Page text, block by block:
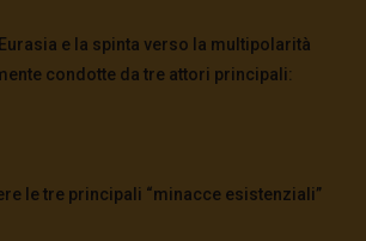
e la spinta verso la multipolarità
condotte da tre attori principali:
le tre principali “minacce esistenziali”